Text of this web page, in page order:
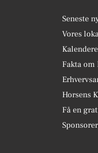
Seneste
Vores
Fakta
Horsens
Få en